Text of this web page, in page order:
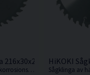
216x30x2,3mm 60T
Sågklinga av härdad korrosionsbeständigt stål för mycket fin sågning i hårt och mjukt trä.
HiKOKI